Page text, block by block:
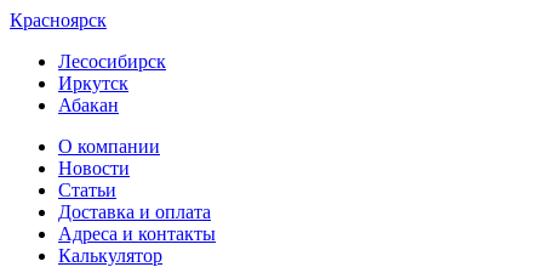
Красноярск
Лесосибирск
Иркутск
Абакан
О компании
Новости
Статьи
Доставка и оплата
Адреса и контакты
Калькулятор